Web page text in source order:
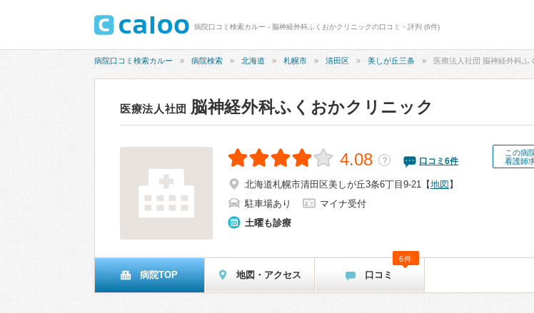
病院口コミ検索カルー - 脳神経外科ふくおかクリニックの口コミ・評判 (6件)
病院口コミ検索カルー 病院検索 北海道 札幌市 清田区 美しが丘三条 医療法人社団 脳神経外科ふ
医療法人社団 脳神経外科ふくおかクリニック
この病
看護師
4.08 ？ 口コミ 6件
北海道札幌市清田区美しが丘3条6丁目9-21 【地図 】
駐車場あり
マイナ受付
土曜も診療
病院TOP 地図・アクセス 口コミ
6件